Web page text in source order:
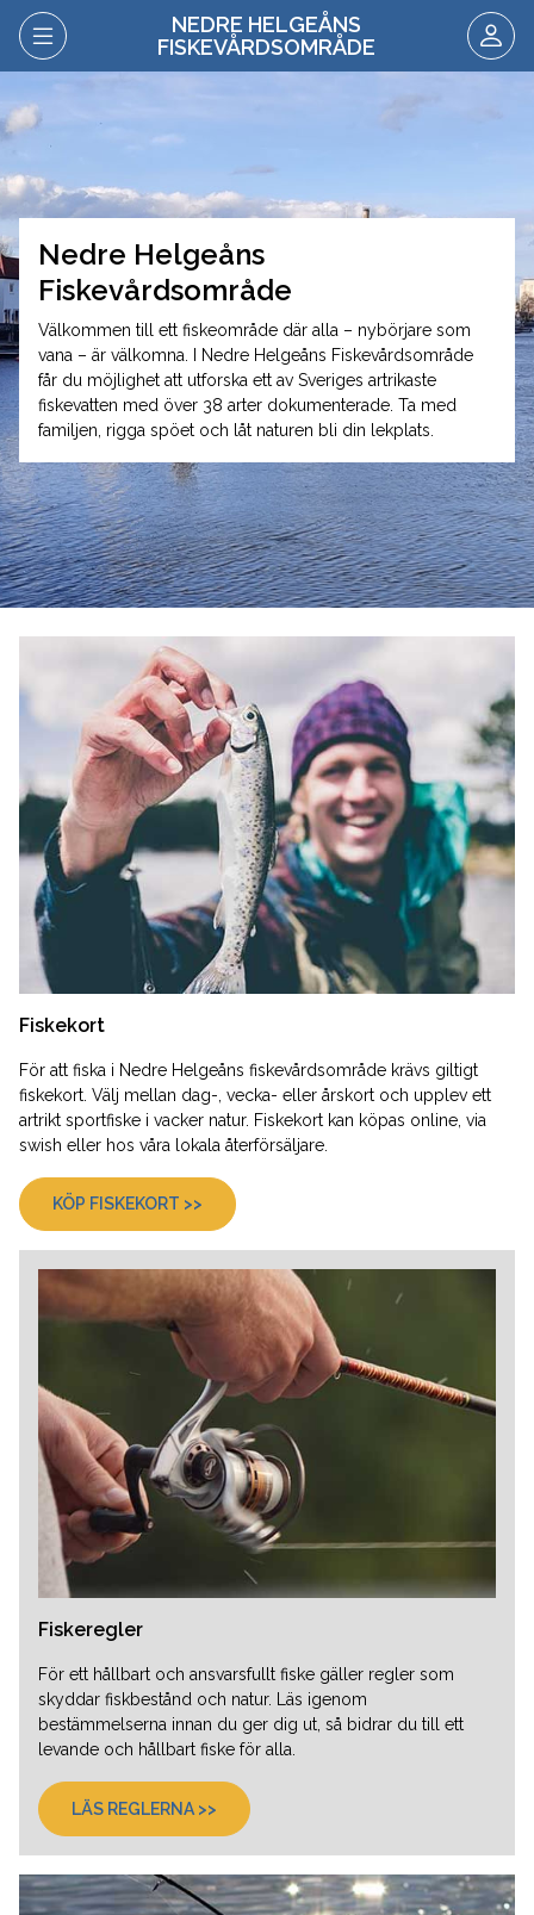
NEDRE HELGEÅNS
FISKEVÅRDSOMRÅDE
Nedre Helgeåns
Fiskevårdsområde
Välkommen till ett fiskeområde där alla – nybörjare som
vana – är välkomna. I Nedre Helgeåns Fiskevårdsområde
får du möjlighet att utforska ett av Sveriges artrikaste
fiskevatten med över 38 arter dokumenterade. Ta med
familjen, rigga spöet och låt naturen bli din lekplats.
Fiskekort
För att fiska i Nedre Helgeåns fiskevårdsområde krävs giltigt
fiskekort. Välj mellan dag-, vecka- eller årskort och upplev ett
artrikt sportfiske i vacker natur. Fiskekort kan köpas online, via
swish eller hos våra lokala återförsäljare.
KÖP FISKEKORT >>
Fiskeregler
För ett hållbart och ansvarsfullt fiske gäller regler som
skyddar fiskbestånd och natur. Läs igenom
bestämmelserna innan du ger dig ut, så bidrar du till ett
levande och hållbart fiske för alla.
LÄS REGLERNA >>